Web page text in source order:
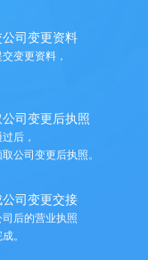
司变更资料
变更资料，
司变更后执照
后，
公司变更后执照。
司变更交接
后的营业执照
。